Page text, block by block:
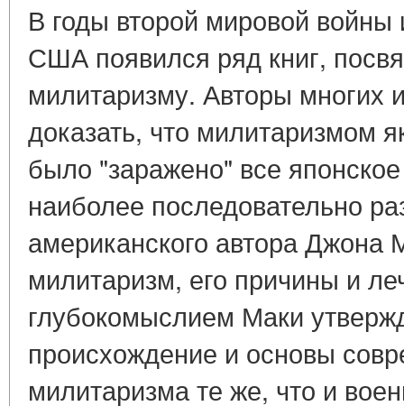
В годы второй мировой войны
США появился ряд книг,
милитаризму. Авторы многих
доказать, что милитаризмом
было "заражено" все
наиболее последовательно
американского автора Джона
милитаризм, его причины и
глубокомыслием Маки
происхождение и основы
милитаризма те же, что и